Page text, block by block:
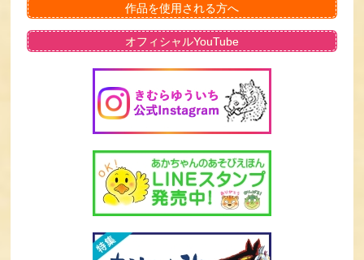
作品を使用される方へ
オフィシャルYouTube